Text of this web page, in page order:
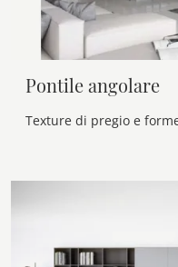
Pontile angolare